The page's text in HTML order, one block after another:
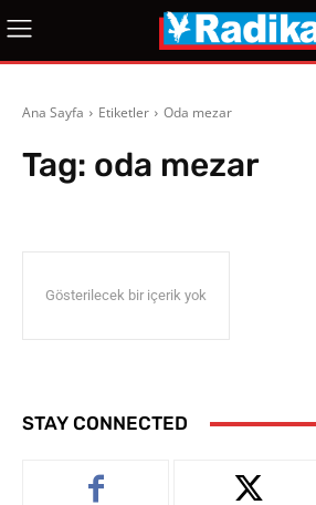
Ana Sayfa Etiketler Oda mezar
Tag: oda mezar
Gösterilecek bir içerik yok
STAY CONNECTED